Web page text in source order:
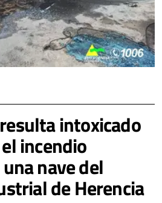
intoxicado
incendio
nave del
de Herencia